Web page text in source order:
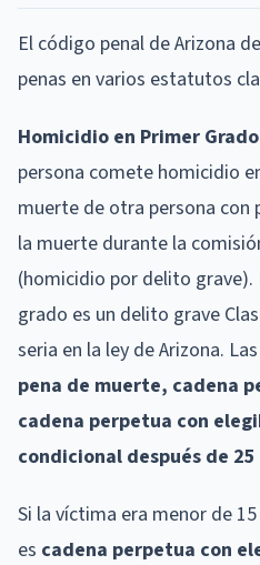
El código penal de Arizona
penas en varios estatutos
Homicidio en Primer
persona comete homicidio
muerte de otra persona con
la muerte durante la
(homicidio por delito
grado es un delito grave
seria en la ley de Arizona.
pena de muerte, cadena
cadena perpetua con
condicional después de 25
Si la víctima era menor de
es cadena perpetua con